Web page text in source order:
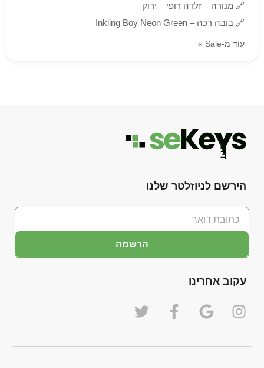
🔗 מנורה – זלדה רופי – ירוק
🔗 בובה רכה – Inkling Boy Neon Green
עוד מ-Sale »
הירשם לניוזלטר שלנו
הרשמה
עקוב אחרינו